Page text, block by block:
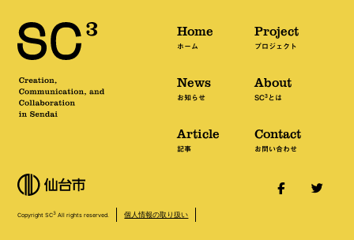
Home
ホーム
News
お知らせ
Article
記事
Project
プロジェクト
About
SC3とは
Contact
お問い合わせ
Copyright SC3 All rights reserved. 個人情報の取り扱い